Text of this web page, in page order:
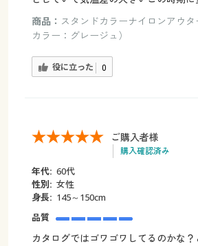
商品： スタンドカラーナイロンアウ
カラー：グレージュ）
役に立った 0
ご購入者様
購入確認済み
年代: 60代
性別: 女性
身長: 145～150cm
品質
カタログではゴワゴワしてるのかな